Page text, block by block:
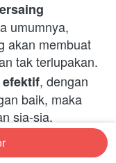
umumnya,
akan membuat
tak terlupakan.
, dengan
baik, maka
sia-sia.
perusahaan-